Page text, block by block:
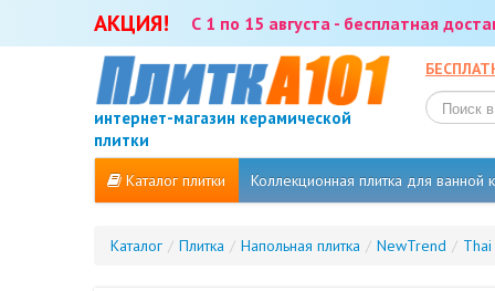
АКЦИЯ! С 1 по 15 августа - бесплатная
интернет-магазин керамической
плитки
Каталог плитки Коллекционная плитка для ванной
Каталог / Плитка / Напольная плитка / NewTrend /